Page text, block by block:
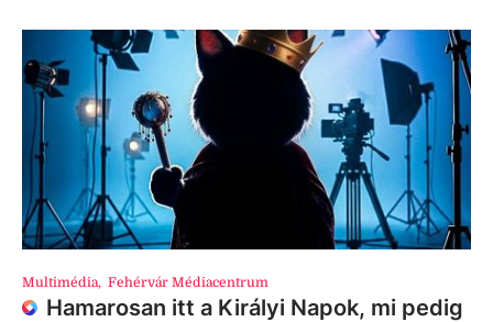
Multimédia, Fehérvár Médiacentrum
Hamarosan itt a Királyi Napok, mi pedig